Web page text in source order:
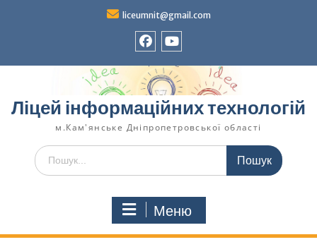
liceumnit@gmail.com
Ліцей інформаційних технологій
м.Кам'янське Дніпропетровської області
Меню